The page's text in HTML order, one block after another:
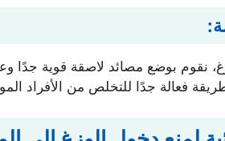
نقوم بوضع مصائد لاصقة قوية جدًا
فعالة جدًا للتخلص من الأفراد